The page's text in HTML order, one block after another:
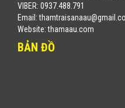
VIBER: 0937.488.791
Email:
Website: thamaau.com
BẢN ĐỒ